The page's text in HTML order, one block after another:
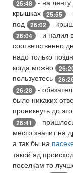
25:48
крышках
25:55
-
под
26:02 -
26:04 - и налил
соответственно
надо только
когда можно
пользуетесь
26:28 -
было никаких
проникнуть до
26:41 -
место значит на
а так бы на
такой яд
поселкам то